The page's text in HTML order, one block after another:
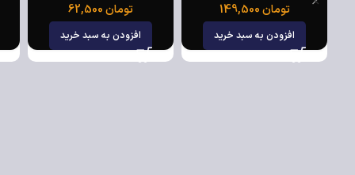
تومان
افزودن به سبد خرید
تومان
افزودن به سبد خرید